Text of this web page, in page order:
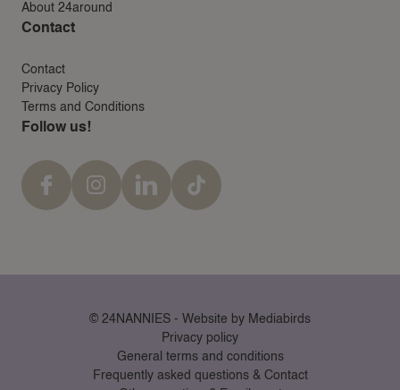
About 24around
Contact
Contact
Privacy Policy
Terms and Conditions
Follow us!
© 24NANNIES - Website by Mediabirds
Privacy policy
General terms and conditions
Frequently asked questions & Contact